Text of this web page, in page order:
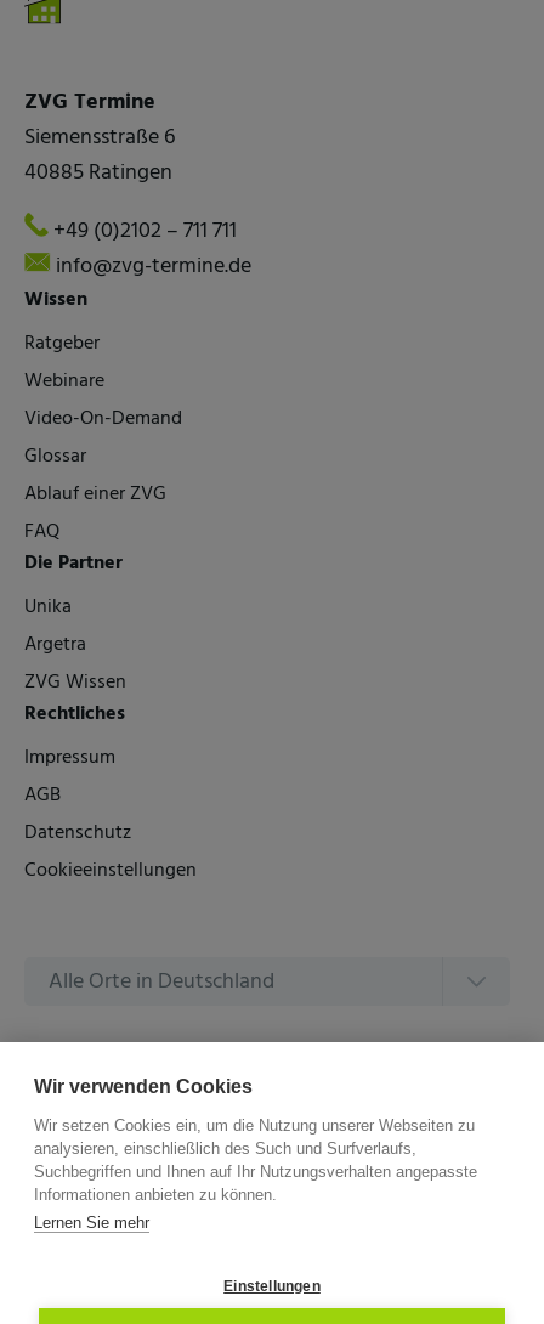
ZVG Termine
Siemensstraße 6
40885 Ratingen
+49 (0)2102 – 711 711
info@zvg-termine.de
Wissen
Ratgeber
Webinare
Video-On-Demand
Glossar
Ablauf einer ZVG
FAQ
Die Partner
Unika
Argetra
ZVG Wissen
Rechtliches
Impressum
AGB
Datenschutz
Cookieeinstellungen
Alle Orte in Deutschland
Alle Amtsgerichte in Deutschland
©2026 –ZVG Termine.Alle Rechte Vorbehalten.
Wir verwenden Cookies
Wir setzen Cookies ein, um die Nutzung unserer Webseiten zu
analysieren, einschließlich des Such und Surfverlaufs,
Suchbegriffen und Ihnen auf Ihr Nutzungsverhalten angepasste
Informationen anbieten zu können.
Lernen Sie mehr
Einstellungen